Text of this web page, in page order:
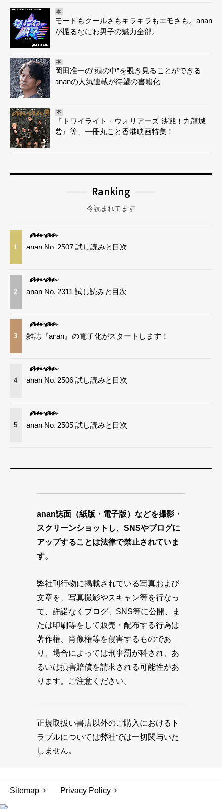
本
モードもクールさもキラキラもエモさも。anan
が撮るなにわ男子の魅力全部。
本
岡田准一の“頭の中”を覗き見ることができる
ananの人気連載が待望の書籍化
本
『トワイライト・ウォリアーズ 決戦！九龍城
砦』等、一冊丸ごと香港映画特集！
Ranking
今読まれてます
1 anan No. 2507 試し読みと目次
2 anan No. 2311 試し読みと目次
3 雑誌『anan』の電子化がスタートします！
4 anan No. 2506 試し読みと目次
5 anan No. 2505 試し読みと目次
anan誌面（紙版・電子版）などを撮影・
スクリーンショットし、SNSやブログに
アップすることは法律で禁止されていま
す。
弊社刊行物に掲載されている写真および
文章を、写真撮影やスキャン等を行なっ
て、許諾なくブログ、SNS等に公開、ま
たは印刷等をして販売・配布する行為は
著作権、肖像権等を侵害するものであ
り、場合によっては刑事罰が科され、あ
るいは損害賠償を請求される可能性があ
ります。ご注意ください。
正規取扱い書店以外のご購入におけるト
ラブルについては弊社では一切関与いた
しません。
Sitemap Privacy Policy